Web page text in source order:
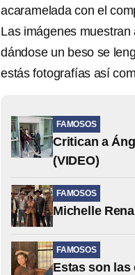
acaramelada con el
Las imágenes muestran
dándose un beso se
estás fotografías así
FAMOSOS
Critican a
(VIDEO)
FAMOSOS
Michelle
FAMOSOS
Estas son las